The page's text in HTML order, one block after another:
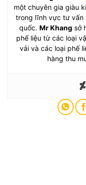
một chuyên gia giàu
trong lĩnh vực tư vấn
quốc. Mr Khang sở
phế liệu từ các loại
vải và các loại phế
hàng thu